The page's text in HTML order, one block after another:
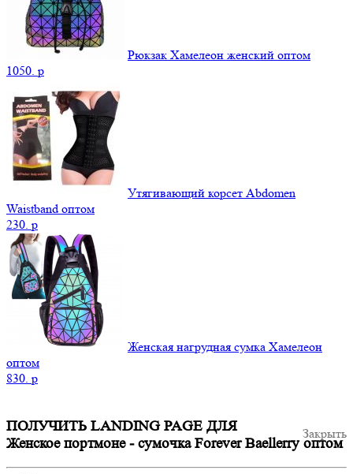
Рюкзак Хамелеон женский оптом
1050. p
Утягивающий корсет Abdomen
Waistband оптом
230. p
Женская нагрудная сумка Хамелеон
оптом
830. p
Закрыть
ПОЛУЧИТЬ LANDING PAGE ДЛЯ
Женское портмоне - сумочка Forever Baellerry оптом